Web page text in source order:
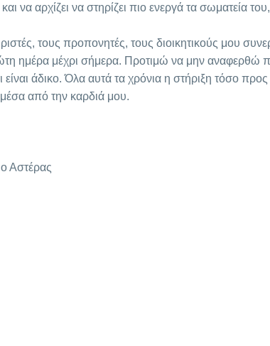
να αρχίζει να στηρίζει πιο ενεργά τα σωματεία
τους προπονητές, τους διοικητικούς μου
ημέρα μέχρι σήμερα. Προτιμώ να μην αναφερθώ
άδικο. Όλα αυτά τα χρόνια η στήριξη τόσο
μέσα από την καρδιά μου.
Αστέρας